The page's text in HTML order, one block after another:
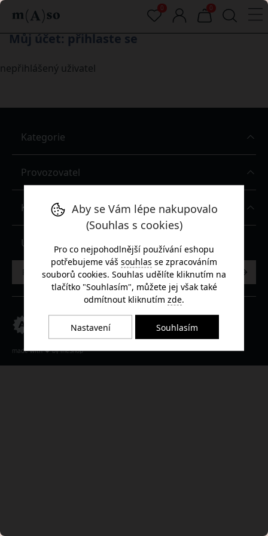
Můj účet: přihlaste se
nepřihlášený uživatel
0
0
Kategorie
Provozovatel
Kontakt
Uživatelský účet
Přihlásit
Za Amasem
stojí lidé z
Ambiente.
made with❤byineShop
Aby se Vám lépe nakupovalo
(Souhlas s cookies)
Pro co nejpohodlnější používání eshopu
potřebujeme váš souhlas se zpracováním
souborů cookies. Souhlas udělíte kliknutím na
tlačítko "Souhlasím", můžete jej však také
odmítnout kliknutím zde.
Nastavení Souhlasím